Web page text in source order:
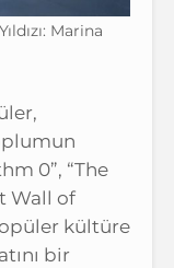
Marina
0”, “The
Wall of
kültüre
bir